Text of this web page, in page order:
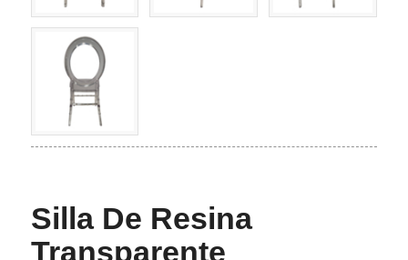
Silla De Resina
Transparente